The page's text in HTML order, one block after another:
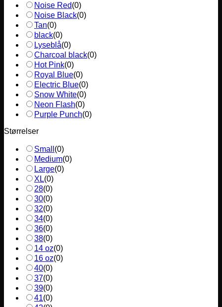
Noise Red(0)
Noise Black(0)
Tan(0)
black(0)
Lyseblå(0)
Charcoal black(0)
Hot Pink(0)
Royal Blue(0)
Electric Blue(0)
Snow White(0)
Neon Flash(0)
Purple Punch(0)
Størrelser
Small (0)
Medium(0)
Large(0)
XL(0)
28(0)
30(0)
32(0)
34(0)
36(0)
38(0)
14 oz(0)
16 oz(0)
40(0)
37(0)
39(0)
41(0)